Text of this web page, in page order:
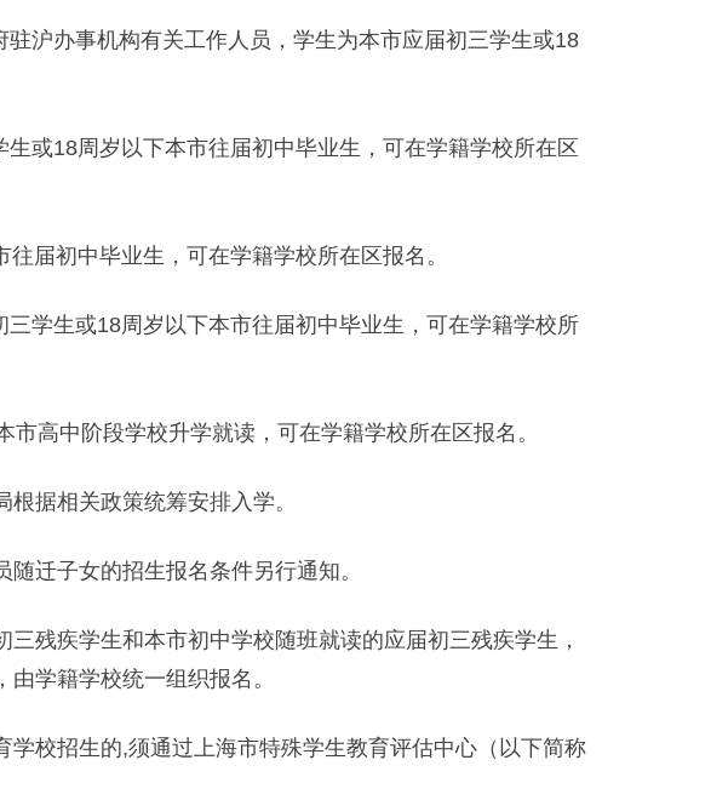
沪办事机构有关工作人员，学生为本市应届初三学生或18
18周岁以下本市往届初中毕业生，可在学籍学校所在区
届初中毕业生，可在学籍学校所在区报名。
学生或18周岁以下本市往届初中毕业生，可在学籍学校所
高中阶段学校升学就读，可在学籍学校所在区报名。
据相关政策统筹安排入学。
迁子女的招生报名条件另行通知。
疾学生和本市初中学校随班就读的应届初三残疾学生，
学籍学校统一组织报名。
校招生的,须通过上海市特殊学生教育评估中心（以下简称